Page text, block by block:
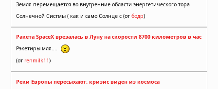
Земля перемещается во внутренние области энергетического тора
Солнечной Систмы ( как и само Солнце с (от бодр)
Ракета SpaceX врезалась в Луну на скорости 8700 километров в час
Рэкетиры мля....
(от renmilk11)
Реки Европы пересыхают: кризис виден из космоса